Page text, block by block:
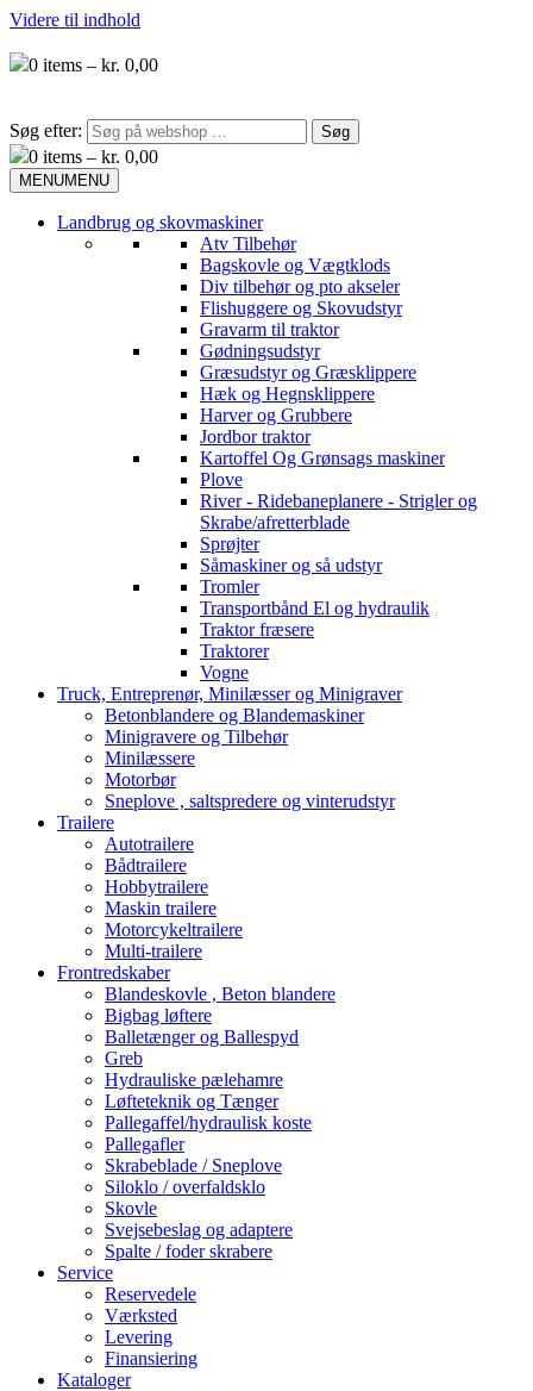
Videre til indhold
0 items – kr. 0,00
Søg efter:
0 items – kr. 0,00
MENUMENU
Landbrug og skovmaskiner
Atv Tilbehør
Bagskovle og Vægtklods
Div tilbehør og pto akseler
Flishuggere og Skovudstyr
Gravarm til traktor
Gødningsudstyr
Græsudstyr og Græsklippere
Hæk og Hegnsklippere
Harver og Grubbere
Jordbor traktor
Kartoffel Og Grønsags maskiner
Plove
River - Ridebaneplanere - Strigler og
Skrabe/afretterblade
Sprøjter
Såmaskiner og så udstyr
Tromler
Transportbånd El og hydraulik
Traktor fræsere
Traktorer
Vogne
Truck, Entreprenør, Minilæsser og Minigraver
Betonblandere og Blandemaskiner
Minigravere og Tilbehør
Minilæssere
Motorbør
Sneplove , saltspredere og vinterudstyr
Trailere
Autotrailere
Bådtrailere
Hobbytrailere
Maskin trailere
Motorcykeltrailere
Multi-trailere
Frontredskaber
Blandeskovle , Beton blandere
Bigbag løftere
Balletænger og Ballespyd
Greb
Hydrauliske pælehamre
Løfteteknik og Tænger
Pallegaffel/hydraulisk koste
Pallegafler
Skrabeblade / Sneplove
Siloklo / overfaldsklo
Skovle
Svejsebeslag og adaptere
Spalte / foder skrabere
Service
Reservedele
Værksted
Levering
Finansiering
Kataloger